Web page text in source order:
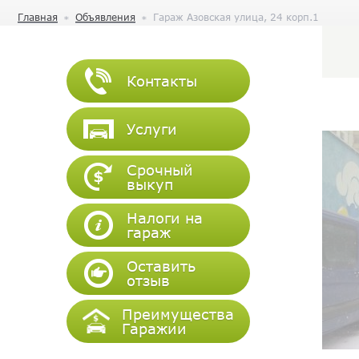
Главная Объявления Гараж Азовская улица, 24 корп.1
Контакты
Услуги
Срочный
выкуп
Налоги на
гараж
Оставить
отзыв
Преимущества
Гаражии